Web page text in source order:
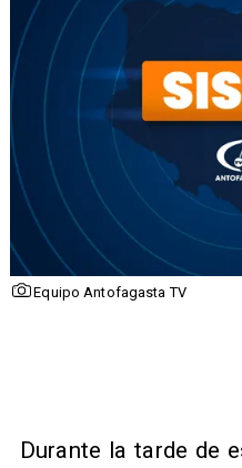
Equipo Antofagasta TV
Durante la tarde de